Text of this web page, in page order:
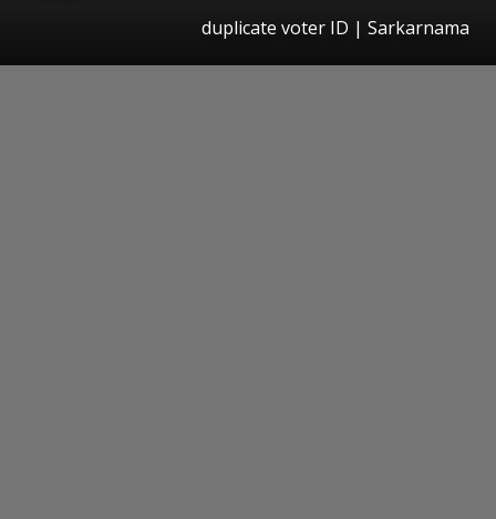
duplicate voter ID | Sarkarnama